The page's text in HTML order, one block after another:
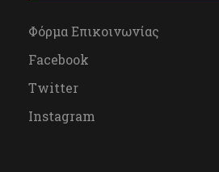
Φόρμα Επικοινωνίας
Facebook
Twitter
Instagram